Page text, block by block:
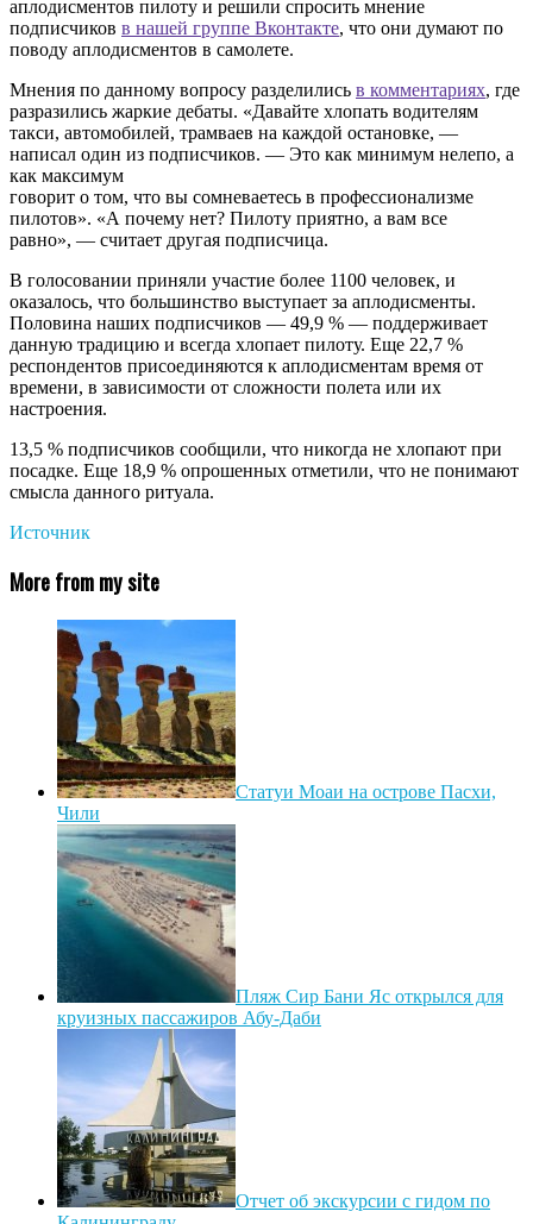
аплодисментов пилоту и решили спросить мнение
подписчиков в нашей группе Вконтакте, что они думают по
поводу аплодисментов в самолете.
Мнения по данному вопросу разделились в комментариях, где
разразились жаркие дебаты. «Давайте хлопать водителям
такси, автомобилей, трамваев на каждой остановке, —
написал один из подписчиков. — Это как минимум нелепо, а
как максимум
говорит о том, что вы сомневаетесь в профессионализме
пилотов». «А почему нет? Пилоту приятно, а вам все
равно», — считает другая подписчица.
В голосовании приняли участие более 1100 человек, и
оказалось, что большинство выступает за аплодисменты.
Половина наших подписчиков — 49,9 % — поддерживает
данную традицию и всегда хлопает пилоту. Еще 22,7 %
респондентов присоединяются к аплодисментам время от
времени, в зависимости от сложности полета или их
настроения.
13,5 % подписчиков сообщили, что никогда не хлопают при
посадке. Еще 18,9 % опрошенных отметили, что не понимают
смысла данного ритуала.
Источник
More from my site
Статуи Моаи на острове Пасхи,
Чили
Пляж Сир Бани Яс открылся для
круизных пассажиров Абу-Даби
Отчет об экскурсии с гидом по